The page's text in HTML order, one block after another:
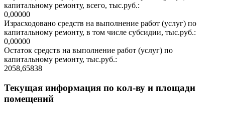
капитальному ремонту, всего, тыс.руб.:
0,00000
Израсходовано средств на выполнение работ (услуг) по
капитальному ремонту, в том числе субсидии, тыс.руб.:
0,00000
Остаток средств на выполнение работ (услуг) по
капитальному ремонту, тыс.руб.:
2058,65838
Текущая информация по кол-ву и площади
помещений